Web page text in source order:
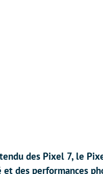
des Pixel 7, le
des performances